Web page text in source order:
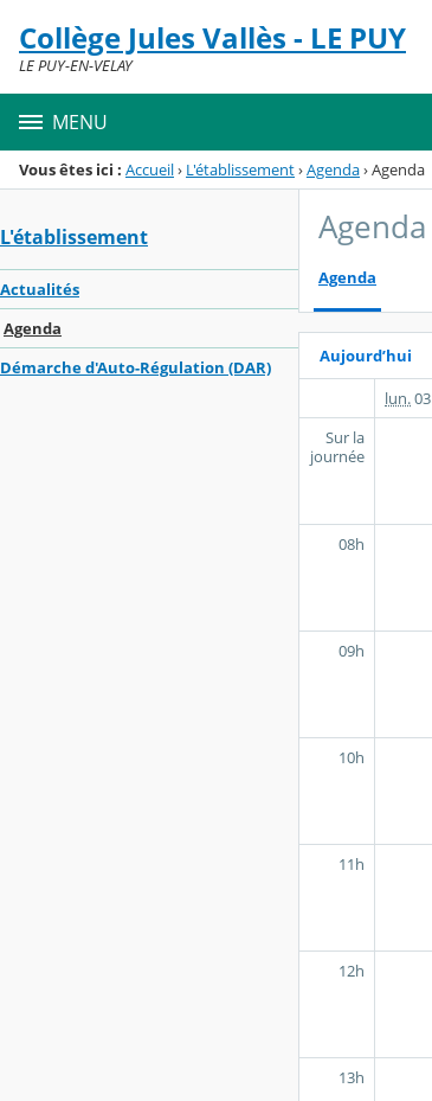
Menu de la rubrique
Contenu
Collège Jules Vallès - LE PUY
LE PUY-EN-VELAY
MENU
Vous êtes ici : Accueil› L'établissement›Agenda›Agenda
L'établissement
Actualités
Agenda
Démarche d'Auto-Régulation (DAR)
Agenda
Agenda
Aujourd’hui
lun.03
Sur la
journée
08h
09h
10h
11h
12h
13h